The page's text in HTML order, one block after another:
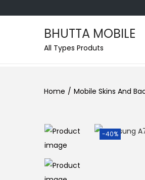
BHUTTA MOBILE
All Types Produts
Home / Mobile Skins And
-40%